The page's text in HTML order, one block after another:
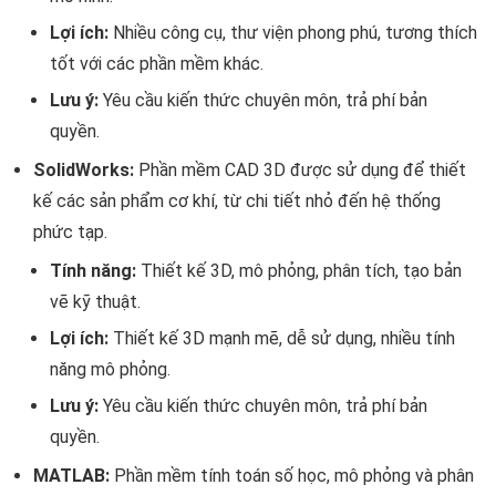
Lợi ích: Nhiều công cụ, thư viện phong phú, tương thích
tốt với các phần mềm khác.
Lưu ý: Yêu cầu kiến thức chuyên môn, trả phí bản
quyền.
SolidWorks: Phần mềm CAD 3D được sử dụng để thiết
kế các sản phẩm cơ khí, từ chi tiết nhỏ đến hệ thống
phức tạp.
Tính năng: Thiết kế 3D, mô phỏng, phân tích, tạo bản
vẽ kỹ thuật.
Lợi ích: Thiết kế 3D mạnh mẽ, dễ sử dụng, nhiều tính
năng mô phỏng.
Lưu ý: Yêu cầu kiến thức chuyên môn, trả phí bản
quyền.
MATLAB: Phần mềm tính toán số học, mô phỏng và phân